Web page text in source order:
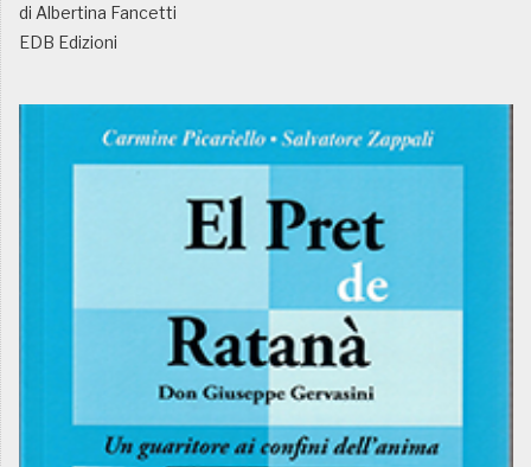
di Albertina Fancetti
EDB Edizioni